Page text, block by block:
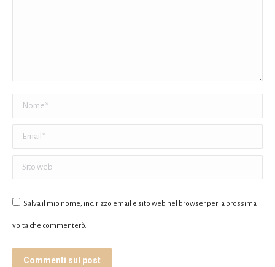
Nome *
Email *
Sito web
Salva il mio nome, indirizzo email e sito web nel browser per la prossima
volta che commenterò.
Commenti sul post